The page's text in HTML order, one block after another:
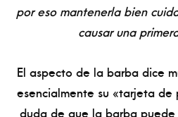
por eso mantenerla bien
causar una
El aspecto de la barba dice
esencialmente su «tarjeta
duda de que la barba